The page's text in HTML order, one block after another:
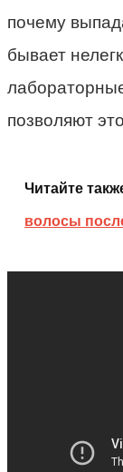
почему
бывает
позволяют
Читайте
волосы